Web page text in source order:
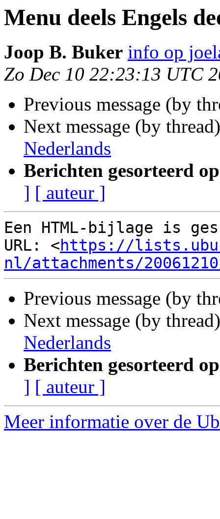
Menu deels Engels
Joop B. Buker info op
Zo Dec 10 22:23:13 UTC
Previous message (by
Next message (by
Nederlands
Berichten gesorteerd
] [ auteur ]
Een HTML-bijlage is
URL: <https://
nl/attachments/
Previous message (by
Next message (by
Nederlands
Berichten gesorteerd
] [ auteur ]
Meer informatie over de